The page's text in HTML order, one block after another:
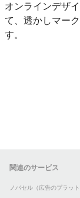
オンラインデザ
て、透かしマー
す。
関連のサービス
ノバセル（広告のプラット